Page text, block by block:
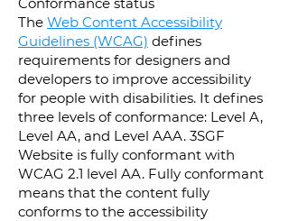
The Web Content Accessibility
Guidelines (WCAG) defines
requirements for designers and
developers to improve accessibility
for people with disabilities. It defines
three levels of conformance: Level A,
Level AA, and Level AAA. 3SGF
Website is fully conformant with
WCAG 2.1 level AA. Fully conformant
means that the content fully
conforms to the accessibility